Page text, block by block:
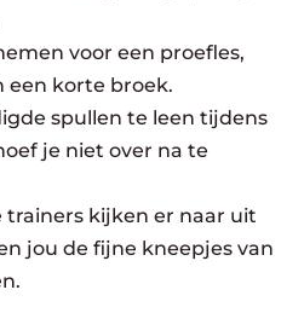
voor een proefles,
een korte broek.
spullen te leen tijdens
je niet over na te
trainers kijken er naar uit
jou de fijne kneepjes van